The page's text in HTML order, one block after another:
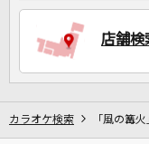
店舗検
カラオケ検索 「風の篝